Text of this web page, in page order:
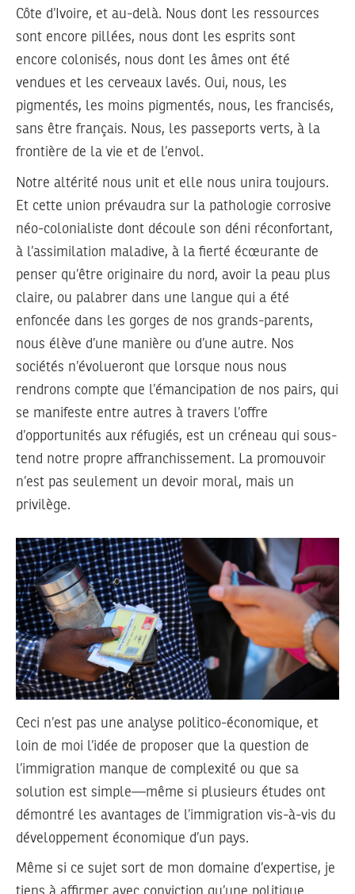
Côte d’Ivoire, et au-delà. Nous dont les ressources
sont encore pillées, nous dont les esprits sont
encore colonisés, nous dont les âmes ont été
vendues et les cerveaux lavés. Oui, nous, les
pigmentés, les moins pigmentés, nous, les francisés,
sans être français. Nous, les passeports verts, à la
frontière de la vie et de l’envol.
Notre altérité nous unit et elle nous unira toujours.
Et cette union prévaudra sur la pathologie corrosive
néo-colonialiste dont découle son déni réconfortant,
à l’assimilation maladive, à la fierté écœurante de
penser qu’être originaire du nord, avoir la peau plus
claire, ou palabrer dans une langue qui a été
enfoncée dans les gorges de nos grands-parents,
nous élève d’une manière ou d’une autre. Nos
sociétés n’évolueront que lorsque nous nous
rendrons compte que l’émancipation de nos pairs, qui
se manifeste entre autres à travers l’offre
d’opportunités aux réfugiés, est un créneau qui sous-
tend notre propre affranchissement. La promouvoir
n’est pas seulement un devoir moral, mais un
privilège.
Ceci n’est pas une analyse politico-économique, et
loin de moi l’idée de proposer que la question de
l’immigration manque de complexité ou que sa
solution est simple—même si plusieurs études ont
démontré les avantages de l’immigration vis-à-vis du
développement économique d’un pays.
Même si ce sujet sort de mon domaine d’expertise, je